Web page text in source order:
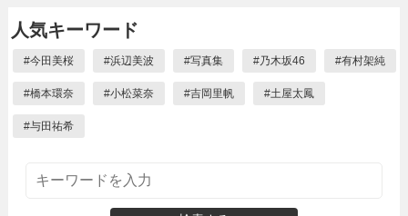
人気キーワード
#今田美桜 #浜辺美波 #写真集 #乃木坂46 #有村架純
#橋本環奈 #小松菜奈 #吉岡里帆 #土屋太鳳
#与田祐希